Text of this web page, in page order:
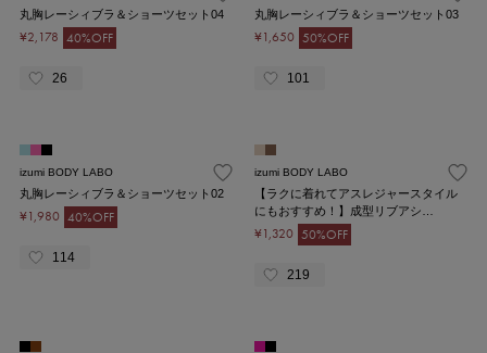
丸胸レーシィブラ＆ショーツセット04
¥2,178 40%OFF
26
丸胸レーシィブラ＆ショーツセット03
¥1,650 50%OFF
101
izumi BODY LABO
丸胸レーシィブラ＆ショーツセット02
¥1,980 40%OFF
114
izumi BODY LABO
【ラクに着れてアスレジャースタイル
にもおすすめ！】成型リブアシ…
¥1,320 50%OFF
219